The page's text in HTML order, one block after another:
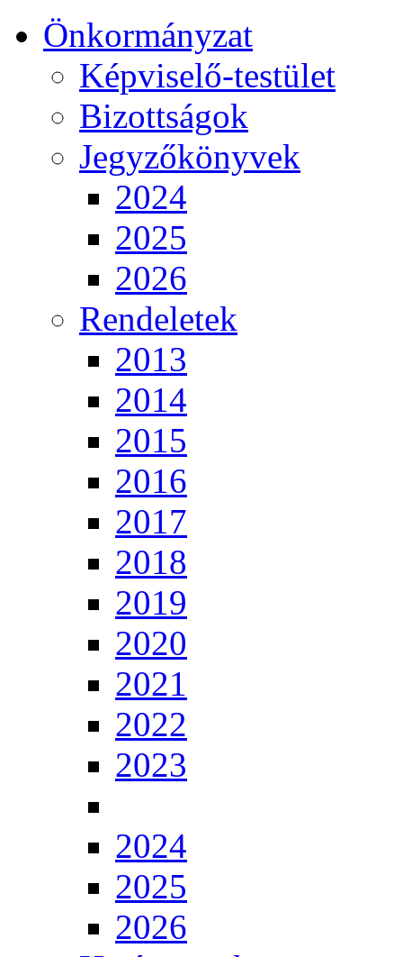
Önkormányzat
Képviselő-testület
Bizottságok
Jegyzőkönyvek
2024
2025
2026
Rendeletek
2013
2014
2015
2016
2017
2018
2019
2020
2021
2022
2023
2024
2025
2026